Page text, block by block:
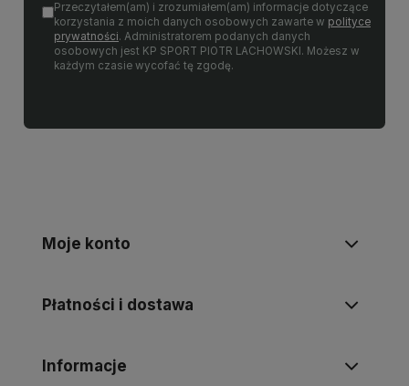
Przeczytałem(am) i zrozumiałem(am) informacje dotyczące
korzystania z moich danych osobowych zawarte w polityce
prywatności. Administratorem podanych danych
osobowych jest KP SPORT PIOTR LACHOWSKI. Możesz w
każdym czasie wycofać tę zgodę.
Moje konto
Płatności i dostawa
Informacje